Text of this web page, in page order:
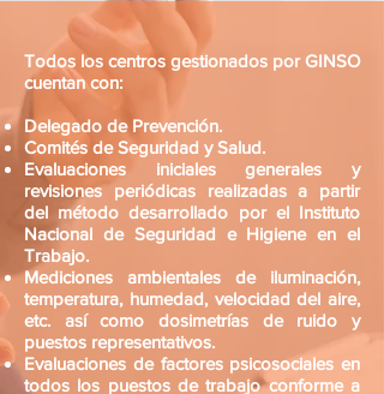
Todos los centros gestionados por GINSO
cuentan con:
Delegado de Prevención.
Comités de Seguridad y Salud.
Evaluaciones iniciales generales y
revisiones periódicas realizadas a partir
del método desarrollado por el Instituto
Nacional de Seguridad e Higiene en el
Trabajo.
Mediciones ambientales de iluminación,
temperatura, humedad, velocidad del aire,
etc. así como dosimetrías de ruido y
puestos representativos.
Evaluaciones de factores psicosociales en
todos los puestos de trabajo conforme a